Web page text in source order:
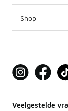
Shop
Veelgestelde